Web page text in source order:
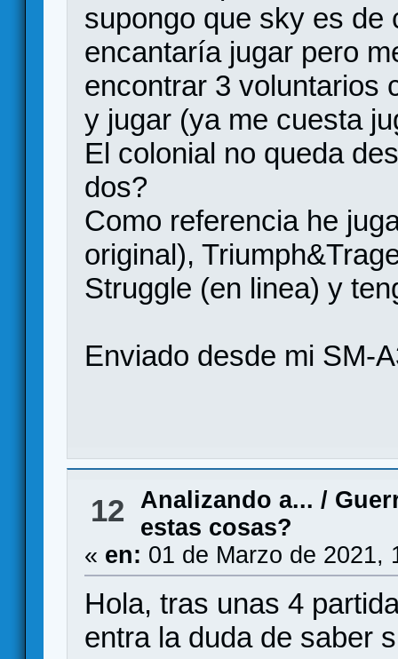
supongo que sky es de
encantaría jugar pero
encontrar 3 voluntarios
y jugar (ya me cuesta
El colonial no queda
dos?
Como referencia he
original),
Struggle (en linea) y
Enviado desde mi SM-
12 Analizando a... /
estas cosas?
« en: 01 de Marzo de 2021,
Hola, tras unas 4
entra la duda de saber